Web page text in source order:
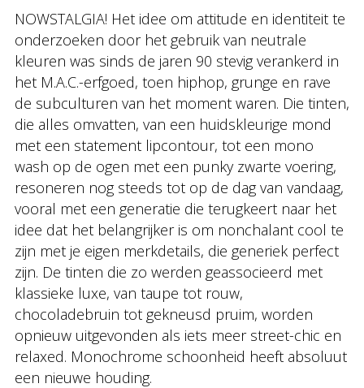
NOWSTALGIA! Het idee om attitude en identiteit te
onderzoeken door het gebruik van neutrale
kleuren was sinds de jaren 90 stevig verankerd in
het M.A.C.-erfgoed, toen hiphop, grunge en rave
de subculturen van het moment waren. Die tinten,
die alles omvatten, van een huidskleurige mond
met een statement lipcontour, tot een mono
wash op de ogen met een punky zwarte voering,
resoneren nog steeds tot op de dag van vandaag,
vooral met een generatie die terugkeert naar het
idee dat het belangrijker is om nonchalant cool te
zijn met je eigen merkdetails, die generiek perfect
zijn. De tinten die zo werden geassocieerd met
klassieke luxe, van taupe tot rouw,
chocoladebruin tot gekneusd pruim, worden
opnieuw uitgevonden als iets meer street-chic en
relaxed. Monochrome schoonheid heeft absoluut
een nieuwe houding.